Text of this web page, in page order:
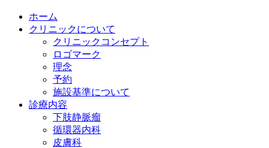
ホーム
クリニックについて
クリニックコンセプト
ロゴマーク
理念
予約
施設基準について
診療内容
下肢静脈瘤
循環器内科
皮膚科